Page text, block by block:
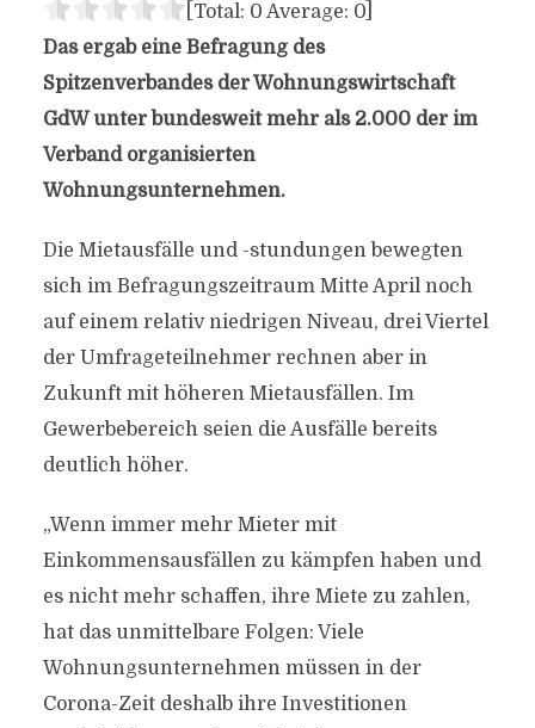
[Total: 0 Average: 0]
Das ergab eine Befragung des
Spitzenverbandes der Wohnungswirtschaft
GdW unter bundesweit mehr als 2.000 der im
Verband organisierten
Wohnungsunternehmen.
Die Mietausfälle und -stundungen bewegten
sich im Befragungszeitraum Mitte April noch
auf einem relativ niedrigen Niveau, drei Viertel
der Umfrageteilnehmer rechnen aber in
Zukunft mit höheren Mietausfällen. Im
Gewerbebereich seien die Ausfälle bereits
deutlich höher.
„Wenn immer mehr Mieter mit
Einkommensausfällen zu kämpfen haben und
es nicht mehr schaffen, ihre Miete zu zahlen,
hat das unmittelbare Folgen: Viele
Wohnungsunternehmen müssen in der
Corona-Zeit deshalb ihre Investitionen